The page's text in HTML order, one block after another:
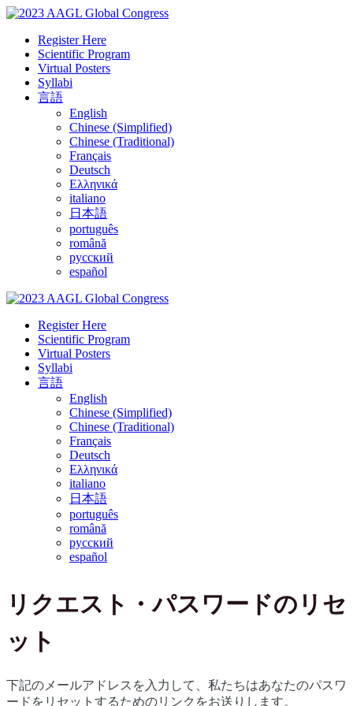
Register Here
Scientific Program
Virtual Posters
Syllabi
言語
English
Chinese (Simplified)
Chinese (Traditional)
Français
Deutsch
Ελληνικά
italiano
日本語
português
română
русский
español
Register Here
Scientific Program
Virtual Posters
Syllabi
言語
English
Chinese (Simplified)
Chinese (Traditional)
Français
Deutsch
Ελληνικά
italiano
日本語
português
română
русский
español
リクエスト・パスワードのリセ
ット
下記のメールアドレスを入力して、私たちはあなたのパスワ
ードをリセットするためのリンクをお送りします。